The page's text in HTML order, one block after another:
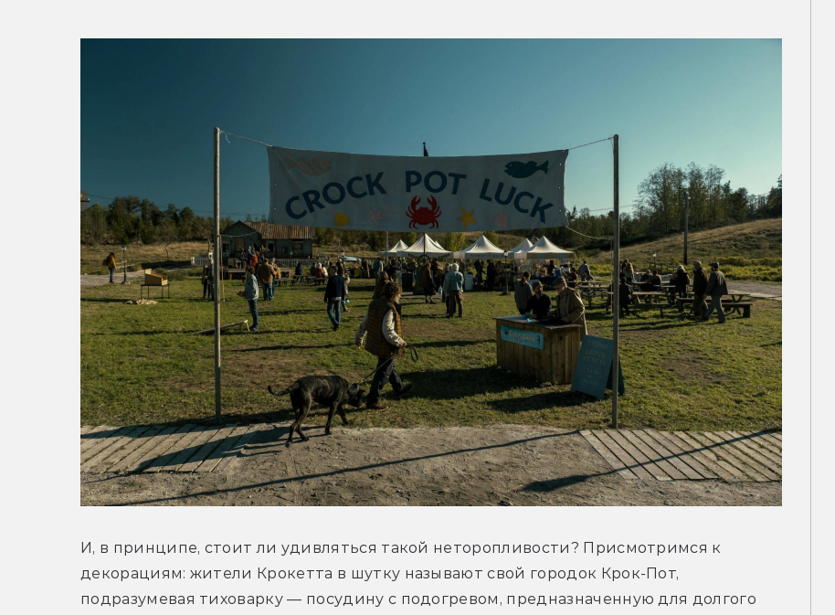
И, в принципе, стоит ли удивляться такой неторопливости? Присмотримся к
декорациям: жители Крокетта в шутку называют свой городок Крок-Пот,
подразумевая тиховарку — посудину с подогревом, предназначенную для долгого